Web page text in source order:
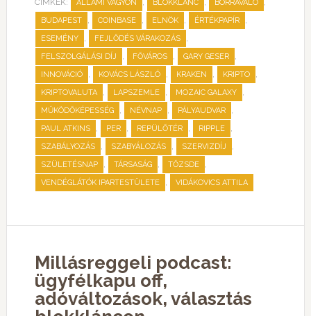
CÍMKÉK: ÁLLAMI VAGYON , BLOKKLÁNC , BORRAVALÓ ,
BUDAPEST , COINBASE , ELNÖK , ÉRTÉKPAPÍR ,
ESEMÉNY , FEJLŐDÉS VÁRAKOZÁS ,
FELSZOLGÁLÁSI DÍJ , FŐVÁROS , GARY GESER ,
INNOVÁCIÓ , KOVÁCS LÁSZLÓ , KRAKEN , KRIPTO ,
KRIPTOVALUTA , LAPSZEMLE , MOZAIC GALAXY ,
MŰKÖDŐKÉPESSÉG , NÉVNAP , PÁLYAUDVAR ,
PAUL ATKINS , PER , REPÜLŐTÉR , RIPPLE ,
SZABÁLYOZÁS , SZABYÁLOZÁS , SZERVIZDÍJ ,
SZÜLETÉSNAP , TÁRSASÁG , TŐZSDE ,
VENDÉGLÁTÓK IPARTESTÜLETE , VIDÁKOVICS ATTILA
Millásreggeli podcast:
ügyfélkapu off,
adóváltozások, választás